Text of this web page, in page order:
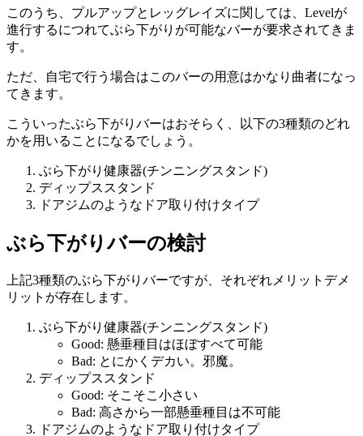
このうち、プルアップとレッグレイズに関しては、Levelが
進行するにつれてぶら下がりが可能なバーが要求されてきま
す。
ただ、自宅で行う場合はこのバーの用意はかなり曲者になっ
てきます。
こういったぶら下がりバーはおそらく、以下の3種類のどれ
かを用いることになるでしょう。
ぶら下がり健康器(チンニングスタンド)
ディップススタンド
ドアジムのようなドア取り付けタイプ
ぶら下がりバーの検討
上記3種類のぶら下がりバーですが、それぞれメリットデメ
リットが存在します。
ぶら下がり健康器(チンニングスタンド)
Good: 懸垂種目はほぼすべて可能
Bad: とにかくデカい。邪魔。
ディップススタンド
Good: そこそこ小さい
Bad: 高さから一部懸垂種目は不可能
ドアジムのようなドア取り付けタイプ